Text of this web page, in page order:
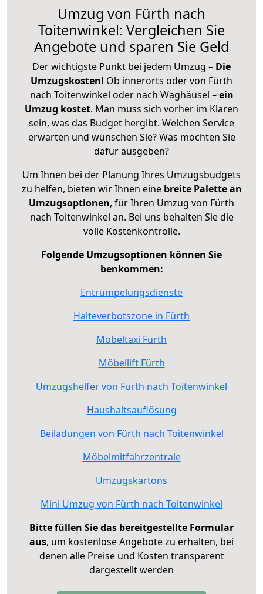
Umzug von Fürth nach
Toitenwinkel: Vergleichen Sie
Angebote und sparen Sie Geld
Der wichtigste Punkt bei jedem Umzug – Die
Umzugskosten! Ob innerorts oder von Fürth
nach Toitenwinkel oder nach Waghäusel –ein
Umzug kostet. Man muss sich vorher im Klaren
sein, was das Budget hergibt. Welchen Service
erwarten und wünschen Sie? Was möchten Sie
dafür ausgeben?
Um Ihnen bei der Planung Ihres Umzugsbudgets
zu helfen, bieten wir Ihnen eine breite Palette an
Umzugsoptionen, für Ihren Umzug von Fürth
nach Toitenwinkel an. Bei uns behalten Sie die
volle Kostenkontrolle.
Folgende Umzugsoptionen können Sie
benkommen:
Entrümpelungsdienste
Halteverbotszone in Fürth
Möbeltaxi Fürth
Möbellift Fürth
Umzugshelfer von Fürth nach Toitenwinkel
Haushaltsauflösung
Beiladungen von Fürth nach Toitenwinkel
Möbelmitfahrzentrale
Umzugskartons
Mini Umzug von Fürth nach Toitenwinkel
Bitte füllen Sie das bereitgestellte Formular
aus, um kostenlose Angebote zu erhalten, bei
denen alle Preise und Kosten transparent
dargestellt werden